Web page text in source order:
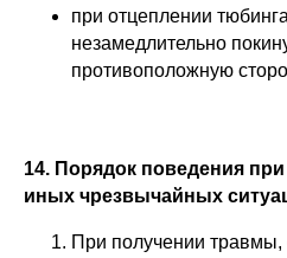
при отцеплении
незамедлительно
противоположную
14. Порядок поведения
иных чрезвычайных
При получении
Правила посещения
Партнеры
Вопрос-ответ